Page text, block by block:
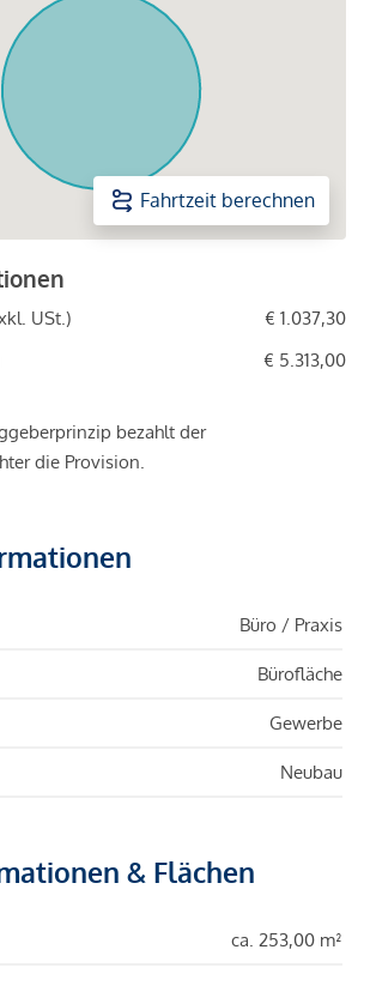
Fahrtzeit berechnen
USt.)
€ 1.037,30
€ 5.313,00
bezahlt der
die Provision.
Büro / Praxis
Bürofläche
Gewerbe
Neubau
& Flächen
ca. 253,00 m²